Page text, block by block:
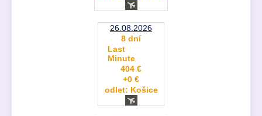
26.08.2026
8 dní
Last
Minute
404 €
+0 €
odlet: Košice